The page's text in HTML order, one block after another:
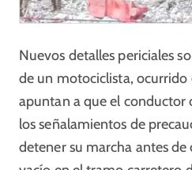
Nuevos detalles periciales
de un motociclista, ocurrido
apuntan a que el
los señalamientos de
detener su marcha antes